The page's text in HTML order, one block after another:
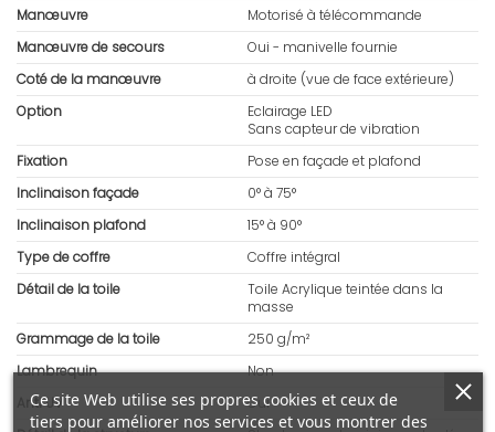
Manœuvre
Motorisé à télécommande
Manœuvre de secours
Oui - manivelle fournie
Coté de la manœuvre
à droite (vue de face extérieure)
Option
Eclairage LED
Sans capteur de vibration
Fixation
Pose en façade et plafond
Inclinaison façade
0° à 75°
Inclinaison plafond
15° à 90°
Type de coffre
Coffre intégral
Détail de la toile
Toile Acrylique teintée dans la
masse
Grammage de la toile
250 g/m²
Lambrequin
Non
Anti UV
Oui
Ce site Web utilise ses propres cookies et ceux de
tiers pour améliorer nos services et vous montrer des